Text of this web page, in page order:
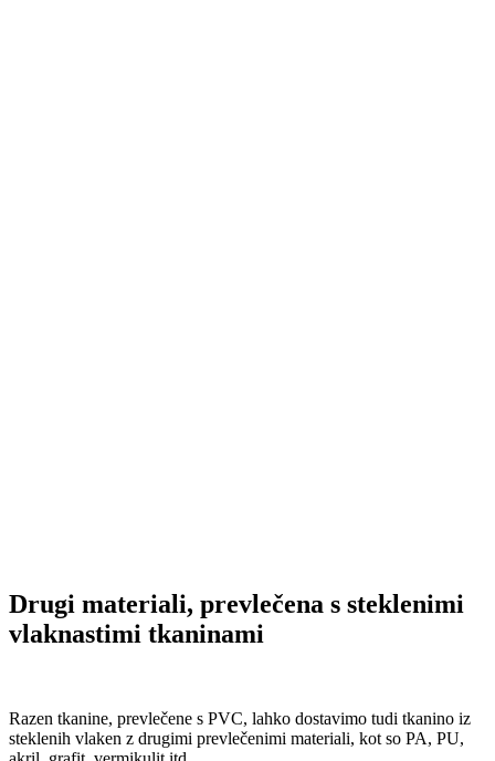
Drugi materiali, prevlečena s steklenimi
vlaknastimi tkaninami
Razen tkanine, prevlečene s PVC, lahko dostavimo tudi tkanino iz
steklenih vlaken z drugimi prevlečenimi materiali, kot so PA, PU, ​​